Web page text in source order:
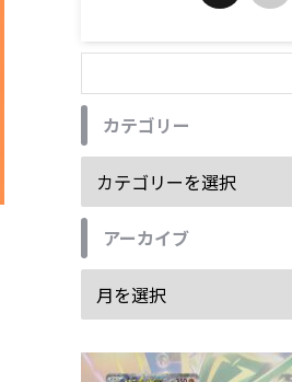
カテゴリー
アーカイブ